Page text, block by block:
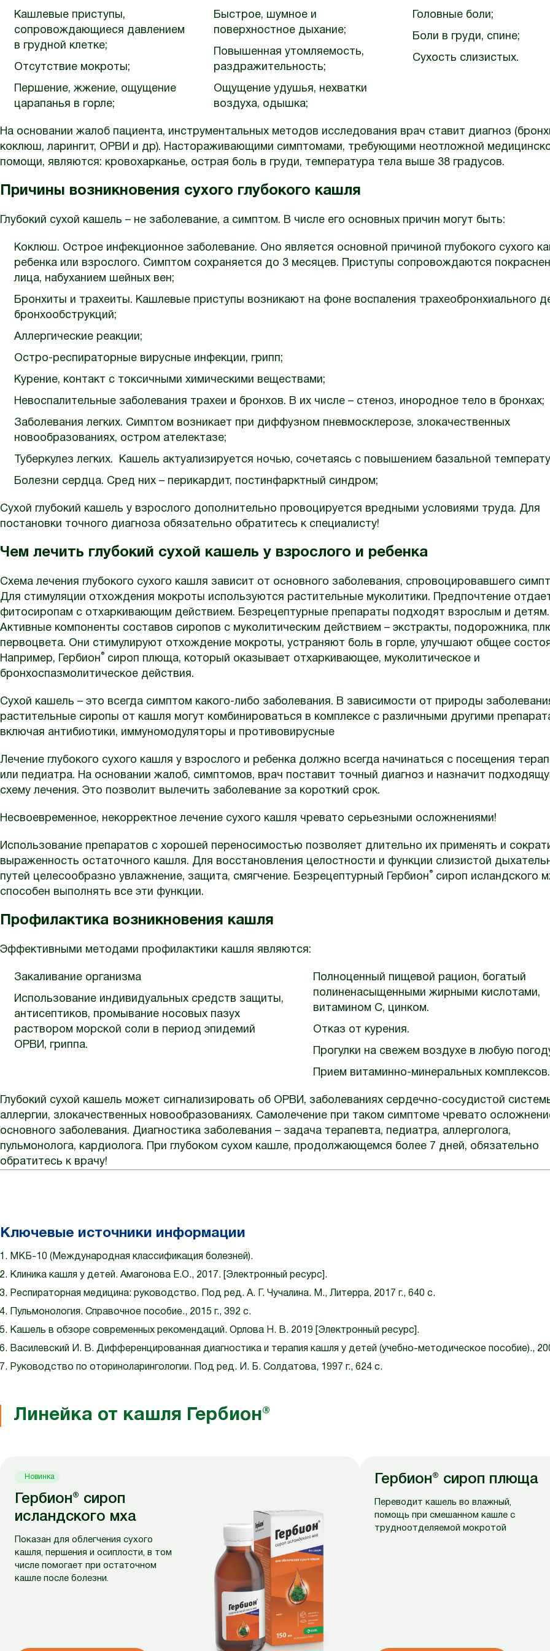
Кашлевые приступы,
сопровождающиеся давлением
в грудной клетке;
Отсутствие мокроты;
Першение, жжение, ощущение
царапанья в горле;
Быстрое, шумное и
поверхностное дыхание;
Повышенная утомляемость,
раздражительность;
Ощущение удушья, нехватки
воздуха, одышка;
Головные боли;
Боли в груди, спине;
Сухость слизистых.
На основании жалоб пациента, инструментальных методов исследования врач ставит диагноз
коклюш, ларингит, ОРВИ и др). Настораживающими симптомами, требующими неотложной
помощи, являются: кровохарканье, острая боль в груди, температура тела выше 38 градусов.
Причины возникновения сухого глубокого кашля
Глубокий сухой кашель – не заболевание, а симптом. В числе его основных причин могут быть:
Коклюш. Острое инфекционное заболевание. Оно является основной причиной глубокого сухого
ребенка или взрослого. Симптом сохраняется до 3 месяцев. Приступы сопровождаются
лица, набуханием шейных вен;
Бронхиты и трахеиты. Кашлевые приступы возникают на фоне воспаления трахеобронхиального
бронхообструкций;
Аллергические реакции;
Остро-респираторные вирусные инфекции, грипп;
Курение, контакт с токсичными химическими веществами;
Невоспалительные заболевания трахеи и бронхов. В их числе – стеноз, инородное тело в бронхах;
Заболевания легких. Симптом возникает при диффузном пневмосклерозе, злокачественных
новообразованиях, остром ателектазе;
Туберкулез легких. Кашель актуализируется ночью, сочетаясь с повышением базальной
Болезни сердца. Сред них – перикардит, постинфарктный синдром;
Сухой глубокий кашель у взрослого дополнительно провоцируется вредными условиями труда. Для
постановки точного диагноза обязательно обратитесь к специалисту!
Чем лечить глубокий сухой кашель у взрослого и ребенка
Схема лечения глубокого сухого кашля зависит от основного заболевания, спровоцировавшего
Для стимуляции отхождения мокроты используются растительные муколитики. Предпочтение
фитосиропам с отхаркивающим действием. Безрецептурные препараты подходят взрослым и детям.
Активные компоненты составов сиропов с муколитическим действием – экстракты, подорожника,
первоцвета. Они стимулируют отхождение мокроты, устраняют боль в горле, улучшают общее
Например, Гербион® сироп плюща, который оказывает отхаркивающее, муколитическое и
бронхоспазмолитическое действия.
Сухой кашель – это всегда симптом какого-либо заболевания. В зависимости от природы
растительные сиропы от кашля могут комбинироваться в комплексе с различными другими
включая антибиотики, иммуномодуляторы и противовирусные
Лечение глубокого сухого кашля у взрослого и ребенка должно всегда начинаться с посещения
или педиатра. На основании жалоб, симптомов, врач поставит точный диагноз и назначит
схему лечения. Это позволит вылечить заболевание за короткий срок.
Несвоевременное, некорректное лечение сухого кашля чревато серьезными осложнениями!
Использование препаратов с хорошей переносимостью позволяет длительно их применять и
выраженность остаточного кашля. Для восстановления целостности и функции слизистой
путей целесообразно увлажнение, защита, смягчение. Безрецептурный Гербион® сироп исландского
способен выполнять все эти функции.
Профилактика возникновения кашля
Эффективными методами профилактики кашля являются:
Закаливание организма
Использование индивидуальных средств защиты,
антисептиков, промывание носовых пазух
раствором морской соли в период эпидемий
ОРВИ, гриппа.
Полноценный пищевой рацион, богатый
полиненасыщенными жирными кислотами,
витамином С, цинком.
Отказ от курения.
Прогулки на свежем воздухе в любую
Прием витаминно-минеральных комплексов.
Глубокий сухой кашель может сигнализировать об ОРВИ, заболеваниях сердечно-сосудистой
аллергии, злокачественных новообразованиях. Самолечение при таком симптоме чревато
основного заболевания. Диагностика заболевания – задача терапевта, педиатра, аллерголога,
пульмонолога, кардиолога. При глубоком сухом кашле, продолжающемся более 7 дней, обязательно
обратитесь к врачу!
Ключевые источники информации
МКБ-10 (Международная классификация болезней).
Клиника кашля у детей. Амагонова Е.О., 2017. [Электронный ресурс].
Респираторная медицина: руководство. Под ред. А. Г. Чучалина. М., Литерра, 2017 г., 640 с.
Пульмонология. Справочное пособие., 2015 г., 392 с.
Кашель в обзоре современных рекомендаций. Орлова Н. В. 2019 [Электронный ресурс].
Василевский И. В. Дифференцированная диагностика и терапия кашля у детей (учебно-методическое пособие).,
Руководство по оториноларингологии. Под ред. И. Б. Солдатова, 1997 г., 624 с.
Линейка от кашля Гербион®
Новинка
Гербион® сироп
исландского мха
Показан для облегчения сухого
кашля, першения и осиплости, в том
числе помогает при остаточном
кашле после болезни.
Гербион® сироп плюща
Переводит кашель во влажный,
помощь при смешанном кашле с
трудноотделяемой мокротой